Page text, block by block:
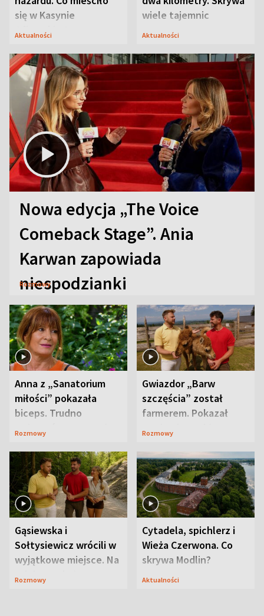
się w Kasynie
Oficerskim?
Aktualności
wiele tajemnic
Aktualności
Nowa edycja „The Voice
Comeback Stage”. Ania
Karwan zapowiada
niespodzianki
Rozmowy
Anna z „Sanatorium
miłości” pokazała
biceps. Trudno
uwierzyć, co przeszła
Rozmowy
Gwiazdor „Barw
szczęścia” został
farmerem. Pokazał
swoje niezwykłe
Rozmowy
Gąsiewska i
Sołtysiewicz wrócili w
wyjątkowe miejsce. Na
szlaku czekał
Rozmowy
Cytadela, spichlerz i
Wieża Czerwona. Co
skrywa Modlin?
Aktualności